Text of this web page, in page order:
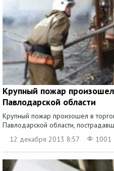
Крупный пожар
Павлодарской области
Крупный пожар произошел в
Павлодарской области,
12 декабря 2013 8:57
1001